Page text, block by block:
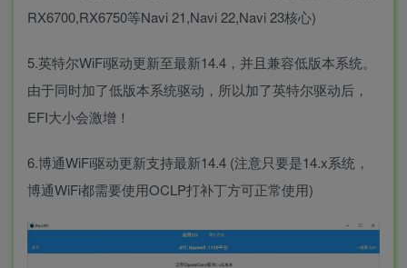
RX6700,RX6750等Navi 21,Navi 22,Navi 23核心)
5.英特尔WiFi驱动更新至最新14.4，并且兼容低版本系统。
由于同时加了低版本系统驱动，所以加了英特尔驱动后，
EFI大小会激增！
6.博通WiFi驱动更新支持最新14.4 (注意只要是14.x系统，
博通WiFi都需要使用OCLP打补丁方可正常使用)